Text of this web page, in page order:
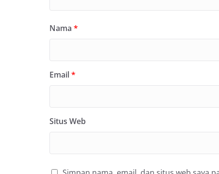
Nama *
Email*
Situs Web